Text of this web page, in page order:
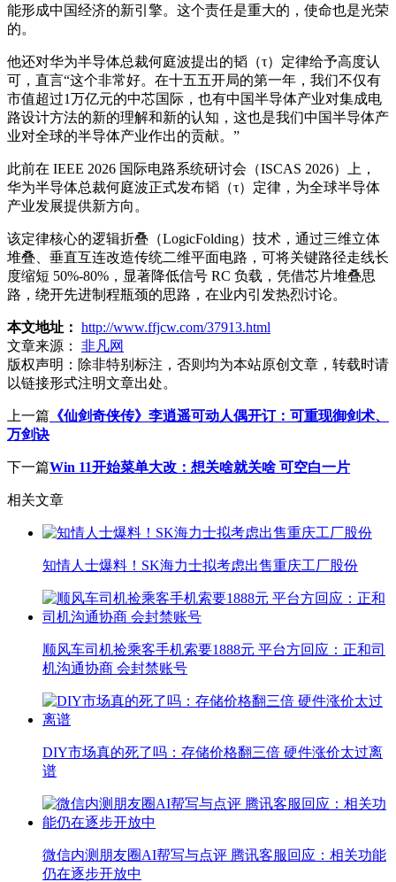
能形成中国经济的新引擎。这个责任是重大的，使命也是光荣
的。
他还对华为半导体总裁何庭波提出的韬（τ）定律给予高度认
可，直言“这个非常好。在十五五开局的第一年，我们不仅有
市值超过1万亿元的中芯国际，也有中国半导体产业对集成电
路设计方法的新的理解和新的认知，这也是我们中国半导体产
业对全球的半导体产业作出的贡献。”
此前在 IEEE 2026 国际电路系统研讨会（ISCAS 2026）上，
华为半导体总裁何庭波正式发布韬（τ）定律，为全球半导体
产业发展提供新方向。
该定律核心的逻辑折叠（LogicFolding）技术，通过三维立体
堆叠、垂直互连改造传统二维平面电路，可将关键路径走线长
度缩短 50%-80%，显著降低信号 RC 负载，凭借芯片堆叠思
路，绕开先进制程瓶颈的思路，在业内引发热烈讨论。
本文地址： http://www.ffjcw.com/37913.html
文章来源：
非凡网
版权声明： 除非特别标注，否则均为本站原创文章，转载时请
以链接形式注明文章出处。
上一篇 《仙剑奇侠传》李逍遥可动人偶开订：可重现御剑术、
万剑诀
下一篇Win 11开始菜单大改：想关啥就关啥 可空白一片
相关文章
知情人士爆料！SK海力士拟考虑出售重庆工厂股份
顺风车司机捡乘客手机索要1888元 平台方回应：正和司
机沟通协商 会封禁账号
DIY市场真的死了吗：存储价格翻三倍 硬件涨价太过离
谱
微信内测朋友圈AI帮写与点评 腾讯客服回应：相关功能
仍在逐步开放中